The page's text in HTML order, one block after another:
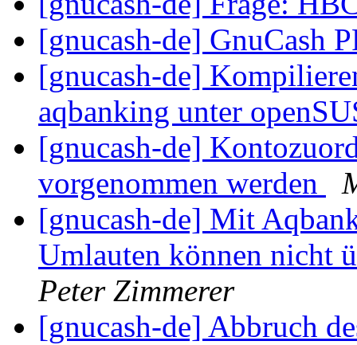
[gnucash-de] GnuCash
[gnucash-de]
aqbanking unter
[gnucash-de]
vorgenommen werden
[gnucash-de] Mit
Umlauten können nicht
Peter Zimmerer
[gnucash-de] Abbruch